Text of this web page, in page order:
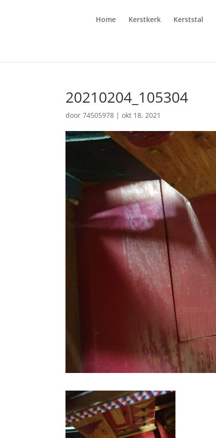
Home Kerstkerk Kerststal
20210204_105304
door74505978 |okt 18, 2021